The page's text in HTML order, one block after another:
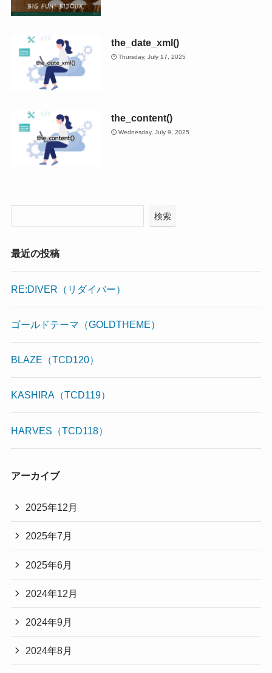
the_date_xml()
Thursday, July 17, 2025
the_content()
Wednesday, July 9, 2025
検索
最近の投稿
RE:DIVER（リダイバー）
ゴールドテーマ（GOLDTHEME）
BLAZE（TCD120）
KASHIRA（TCD119）
HARVES（TCD118）
アーカイブ
2025年12月
2025年7月
2025年6月
2024年12月
2024年9月
2024年8月